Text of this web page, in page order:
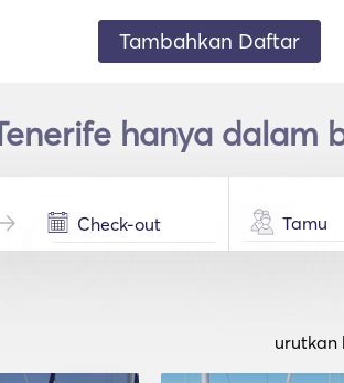
Tambahkan Daftar
hanya dalam
Tamu
urutkan